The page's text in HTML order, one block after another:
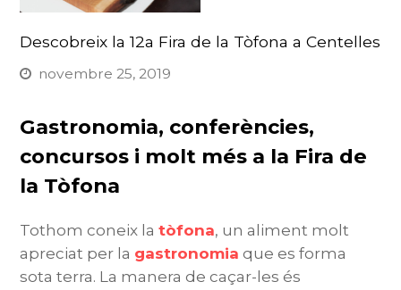
Descobreix la 12a Fira de la Tòfona a Centelles
novembre 25, 2019
Gastronomia, conferències,
concursos i molt més a la Fira de
la Tòfona
Tothom coneix latòfona, un aliment molt
apreciat per la gastronomia que es forma
sota terra. La manera de caçar-les és